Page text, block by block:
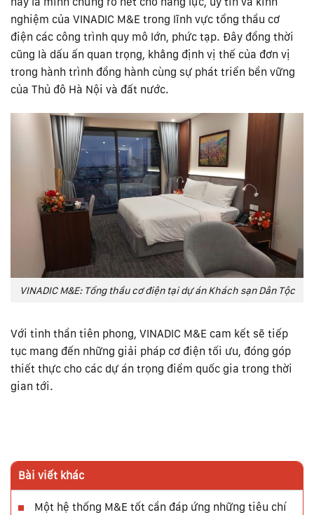
nghiệm của VINADIC M&E trong lĩnh vực tổng thầu cơ
điện các công trình quy mô lớn, phức tạp. Đây đồng thời
cũng là dấu ấn quan trọng, khẳng định vị thế của đơn vị
trong hành trình đồng hành cùng sự phát triển bền vững
của Thủ đô Hà Nội và đất nước.
VINADIC M&E: Tổng thầu cơ điện tại dự án Khách sạn Dân Tộc
Với tinh thần tiên phong, VINADIC M&E cam kết sẽ tiếp
tục mang đến những giải pháp cơ điện tối ưu, đóng góp
thiết thực cho các dự án trọng điểm quốc gia trong thời
gian tới.
Bài viết khác
Một hệ thống M&E tốt cần đáp ứng những tiêu chí